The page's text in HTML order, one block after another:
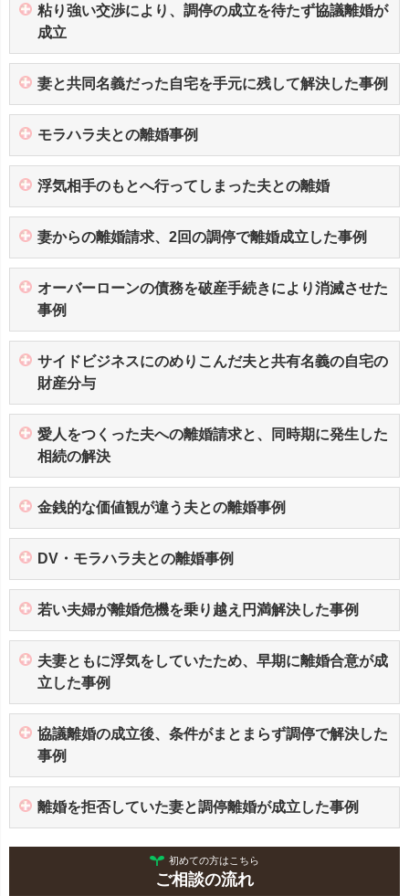
粘り強い交渉により、調停の成立を待たず協議離婚が
成立
妻と共同名義だった自宅を手元に残して解決した事例
モラハラ夫との離婚事例
浮気相手のもとへ行ってしまった夫との離婚
妻からの離婚請求、2回の調停で離婚成立した事例
オーバーローンの債務を破産手続きにより消滅させた
事例
サイドビジネスにのめりこんだ夫と共有名義の自宅の
財産分与
愛人をつくった夫への離婚請求と、同時期に発生した
相続の解決
金銭的な価値観が違う夫との離婚事例
DV・モラハラ夫との離婚事例
若い夫婦が離婚危機を乗り越え円満解決した事例
夫妻ともに浮気をしていたため、早期に離婚合意が成
立した事例
協議離婚の成立後、条件がまとまらず調停で解決した
事例
離婚を拒否していた妻と調停離婚が成立した事例
初めての方はこちら
ご相談の流れ